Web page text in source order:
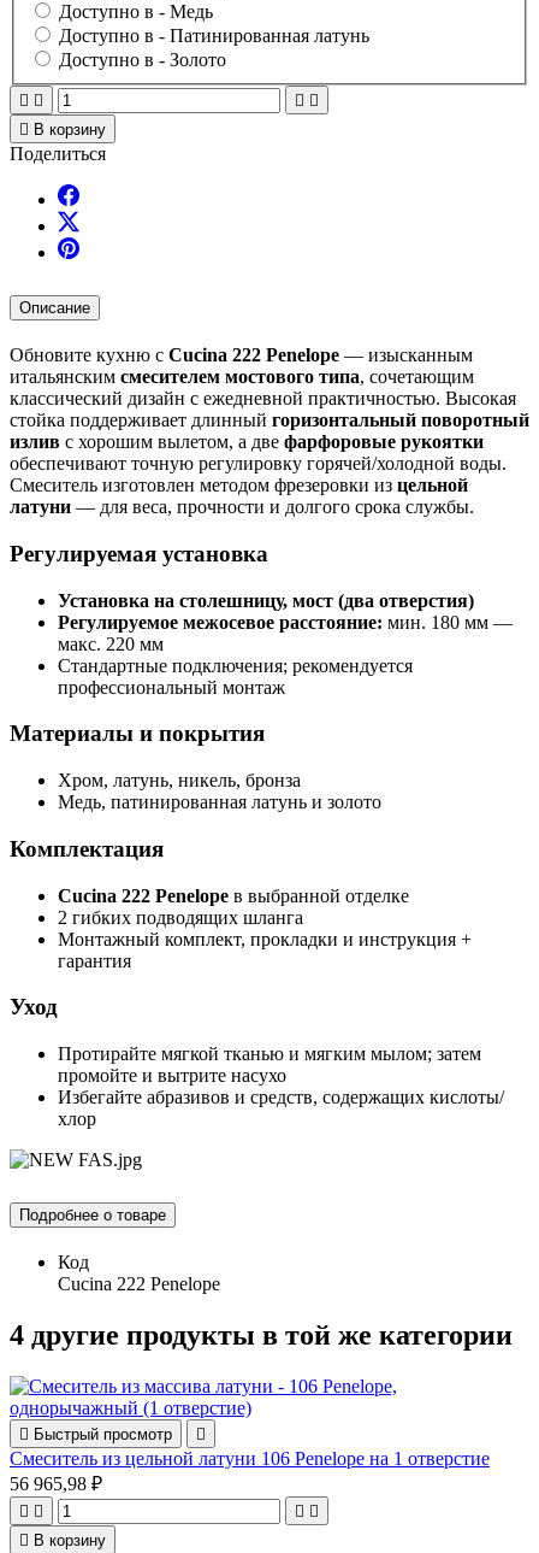
Доступно в - Медь
Доступно в - Патинированная латунь
Доступно в - Золото
   
 В корзину
Поделиться
Описание
Обновите кухню с Cucina 222 Penelope — изысканным
итальянским смесителем мостового типа, сочетающим
классический дизайн с ежедневной практичностью. Высокая
стойка поддерживает длинный горизонтальный поворотный
излив с хорошим вылетом, а две фарфоровые рукоятки
обеспечивают точную регулировку горячей/холодной воды.
Смеситель изготовлен методом фрезеровки из цельной
латуни — для веса, прочности и долгого срока службы.
Регулируемая установка
Установка на столешницу, мост (два отверстия)
Регулируемое межосевое расстояние: мин. 180 мм —
макс. 220 мм
Стандартные подключения; рекомендуется
профессиональный монтаж
Материалы и покрытия
Хром, латунь, никель, бронза
Медь, патинированная латунь и золото
Комплектация
Cucina 222 Penelope в выбранной отделке
2 гибких подводящих шланга
Монтажный комплект, прокладки и инструкция +
гарантия
Уход
Протирайте мягкой тканью и мягким мылом; затем
промойте и вытрите насухо
Избегайте абразивов и средств, содержащих кислоты/
хлор
Подробнее о товаре
Код
Cucina 222 Penelope
4 другие продукты в той же категории
 Быстрый просмотр 
Смеситель из цельной латуни 106 Penelope на 1 отверстие
56 965,98 ₽
   
 В корзину